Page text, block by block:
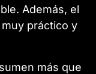
Además, el
práctico y
más que